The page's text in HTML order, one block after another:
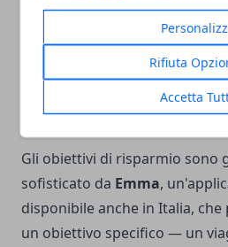
Rifiuta
Accetta
curata — probabilmente la
mercato — e questo non è un
leggibilità immediata dei dati
spesso l'utente apre l'app e
riesce a prendere decisioni.
Gli obiettivi di risparmio sono
sofisticato da Emma,
disponibile anche in Italia,
un obiettivo specifico — un